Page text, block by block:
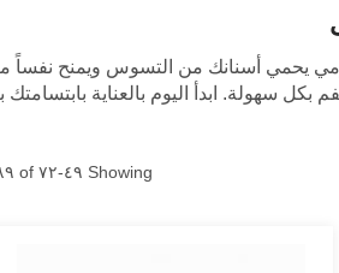
يحمي أسنانك من التسوس ويمنح نفساً
بكل سهولة. ابدأ اليوم بالعناية
Showing ٤٩-٧٢